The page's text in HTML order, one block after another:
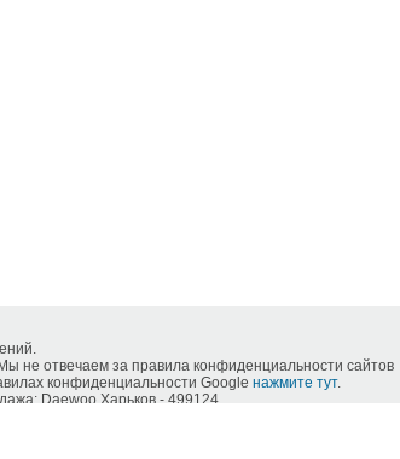
не отвечаем за правила конфиденциальности сайтов
конфиденциальности Google нажмите тут.
Daewoo Харьков - 499124.